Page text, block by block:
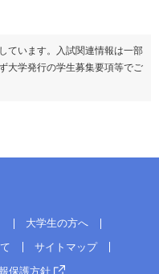
ています。入試関連情報は一部
大学発行の学生募集要項等でご
大学生の方へ
サイトマップ
保護方針